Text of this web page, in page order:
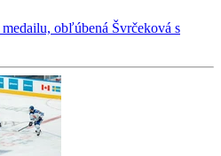
obľúbená Švrčeková s